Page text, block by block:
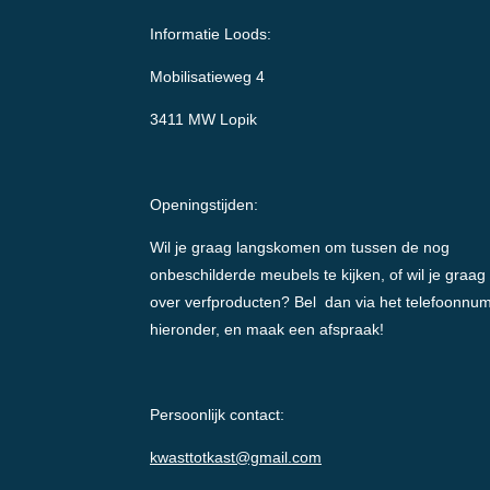
Informatie Loods:
Mobilisatieweg 4
3411 MW Lopik
Openingstijden:
Wil je graag langskomen om tussen de nog
onbeschilderde meubels te kijken, of wil je graag
over verfproducten? Bel dan via het
hieronder, en maak een afspraak!
Persoonlijk contact:
kwasttotkast@gmail.com